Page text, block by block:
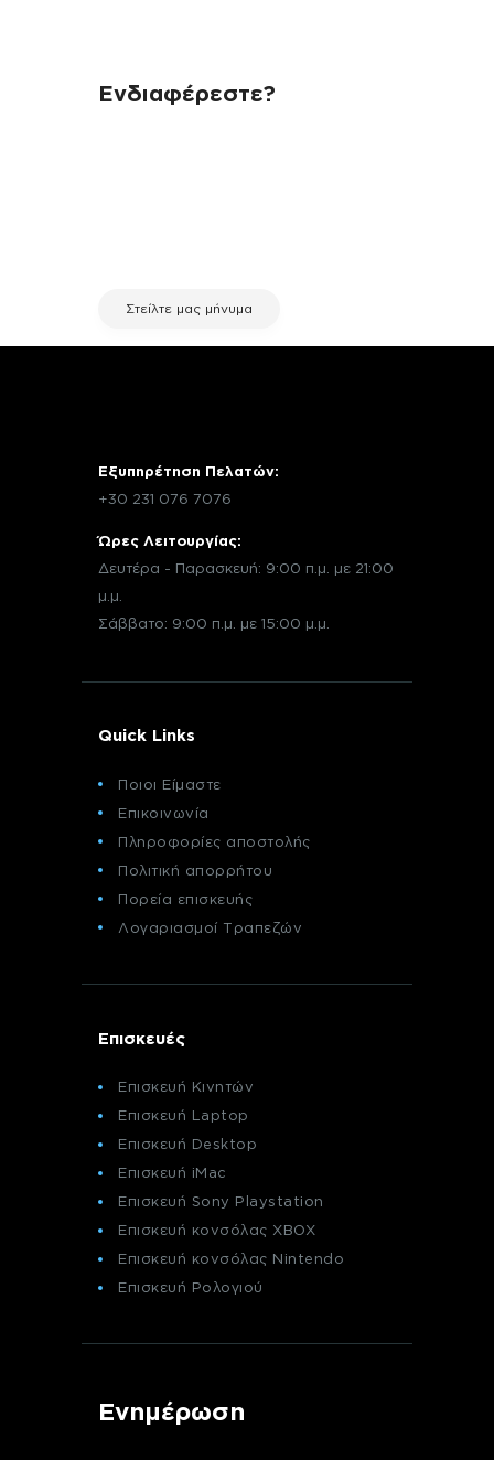
Ενδιαφέρεστε?
Στείλτε μας μήνυμα
Εξυπηρέτηση Πελατών:
+30 231 076 7076
Ώρες Λειτουργίας:
Δευτέρα - Παρασκευή: 9:00 π.μ. με 21:00
μ.μ.
Σάββατο: 9:00 π.μ. με 15:00 μ.μ.
Quick Links
Ποιοι Είμαστε
Επικοινωνία
Πληροφορίες αποστολής
Πολιτική απορρήτου
Πορεία επισκευής
Λογαριασμοί Τραπεζών
Επισκευές
Επισκευή Κινητών
Επισκευή Laptop
Επισκευή Desktop
Επισκευή iMac
Επισκευή Sony Playstation
Επισκευή κονσόλας XBOX
Επισκευή κονσόλας Nintendo
Επισκευή Ρολογιού
Ενημέρωση